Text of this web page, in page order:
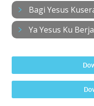
Bagi Yesus
Ya Yesus Ku